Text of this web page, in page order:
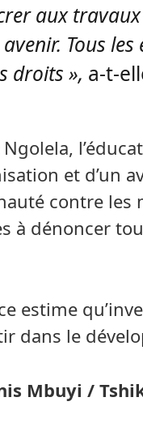
aux
Tous
droits », a-t-
et d’un
contre les
à dénoncer
estime
dans le
Mbuyi /